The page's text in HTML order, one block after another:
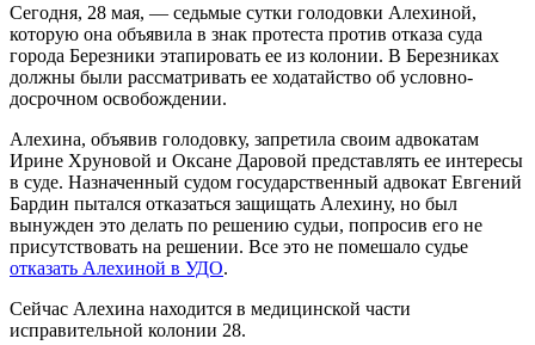
Сегодня, 28 мая, — седьмые сутки голодовки Алехиной,
которую она объявила в знак протеста против отказа суда
города Березники этапировать ее из колонии. В Березниках
должны были рассматривать ее ходатайство об условно-
досрочном освобождении.
Алехина, объявив голодовку, запретила своим адвокатам
Ирине Хруновой и Оксане Даровой представлять ее интересы
в суде. Назначенный судом государственный адвокат Евгений
Бардин пытался отказаться защищать Алехину, но был
вынужден это делать по решению судьи, попросив его не
присутствовать на решении. Все это не помешало судье
отказать Алехиной в УДО.
Сейчас Алехина находится в медицинской части
исправительной колонии 28.